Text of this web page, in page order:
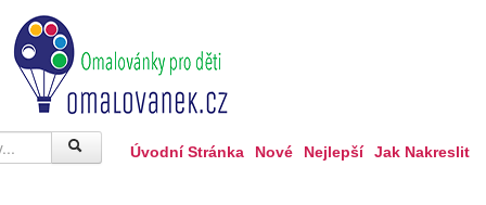
Úvodní Stránka Nové Nejlepší Jak Nakreslit